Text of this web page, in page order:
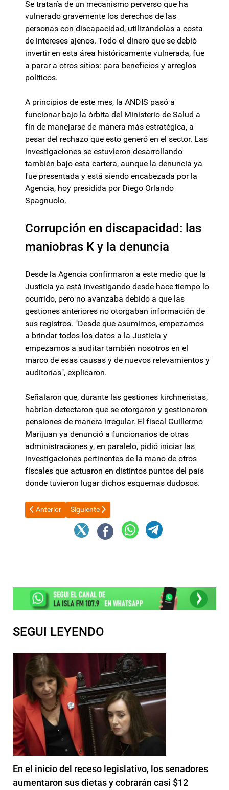
Se trataría de un mecanismo perverso que ha
vulnerado gravemente los derechos de las
personas con discapacidad, utilizándolas a costa
de intereses ajenos. Todo el dinero que se debió
invertir en esta área históricamente vulnerada, fue
a parar a otros sitios: para beneficios y arreglos
políticos.
A principios de este mes, la ANDIS pasó a
funcionar bajo la órbita del Ministerio de Salud a
fin de manejarse de manera más estratégica, a
pesar del rechazo que esto generó en el sector. Las
investigaciones se estuvieron desarrollando
también bajo esta cartera, aunque la denuncia ya
fue presentada y está siendo encabezada por la
Agencia, hoy presidida por Diego Orlando
Spagnuolo.
Corrupción en discapacidad: las
maniobras K y la denuncia
Desde la Agencia confirmaron a este medio que la
Justicia ya está investigando desde hace tiempo lo
ocurrido, pero no avanzaba debido a que las
gestiones anteriores no otorgaban información de
sus registros. "Desde que asumimos, empezamos
a brindar todos los datos a la Justicia y
empezamos a auditar también nosotros en el
marco de esas causas y de nuevos relevamientos y
auditorías", explicaron.
Señalaron que, durante las gestiones kirchneristas,
habrían detectaron que se otorgaron y gestionaron
pensiones de manera irregular. El fiscal Guillermo
Marijuan ya denunció a funcionarios de otras
administraciones y, en paralelo, pidió iniciar las
investigaciones pertinentes de la mano de otros
fiscales que actuaron en distintos puntos del país
donde tuvieron lugar dichos esquemas dudosos.
Artículo anterior: Raúl y el secretario de Energía de la Nación
Anterior Artículo siguiente: El Gobierno de Tierra del
Siguiente
SEGUI LEYENDO
En el inicio del receso legislativo, los senadores
aumentaron sus dietas y cobrarán casi $12